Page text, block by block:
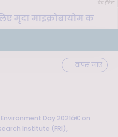
वेब ईमेल
माइक्रोबायोम का उपयोग"
वापस जाएं
Day 2021â€ on
Institute (FRI),